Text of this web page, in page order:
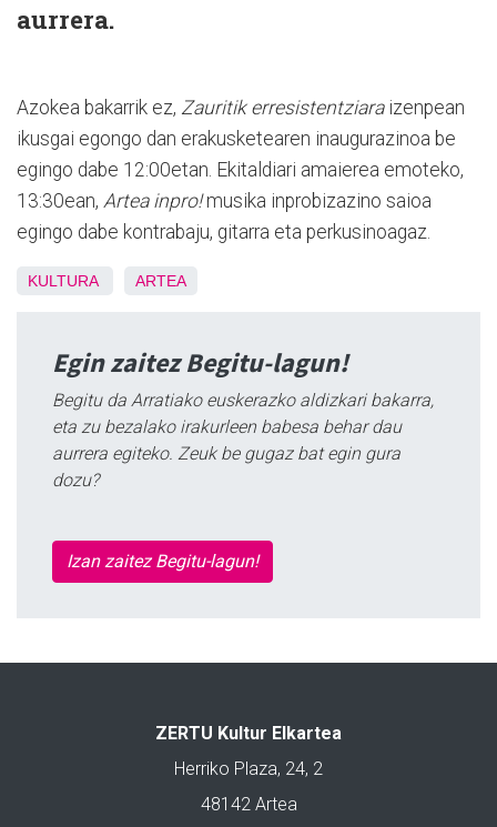
aurrera.
Azokea bakarrik ez, Zauritik erresistentziaraizenpean
ikusgai egongo dan erakusketearen inaugurazinoa be
egingo dabe 12:00etan. Ekitaldiari amaierea emoteko,
13:30ean, Artea inpro!musika inprobizazino saioa
egingo dabe kontrabaju, gitarra eta perkusinoagaz.
KULTURA ARTEA
Egin zaitez Begitu-lagun!
Begitu da Arratiako euskerazko aldizkari bakarra,
eta zu bezalako irakurleen babesa behar dau
aurrera egiteko. Zeuk be gugaz bat egin gura
dozu?
Izan zaitez Begitu-lagun!
ZERTU Kultur Elkartea
Herriko Plaza, 24, 2
48142 Artea